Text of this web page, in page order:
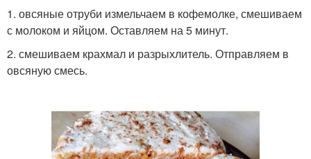
1. овсяные отруби измельчаем в кофемолке, смешиваем
с молоком и яйцом. Оставляем на 5 минут.
2. смешиваем крахмал и разрыхлитель. Отправляем в
овсяную смесь.